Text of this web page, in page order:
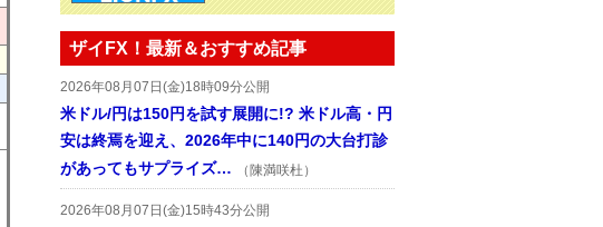
ザイFX！最新＆おすすめ記事
2026年08月07日(金)18時09分公開
米ドル/円は150円を試す展開に!? 米ドル高・円
安は終焉を迎え、2026年中に140円の大台打診
があってもサプライズ…
（陳満咲杜）
2026年08月07日(金)15時43分公開